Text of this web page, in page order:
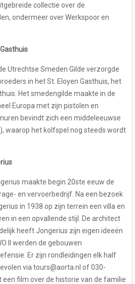
collectie over de
ondermeer over Werkspoor en
Utrechtse Smeden Gilde verzorgde
in het St. Eloyen Gasthuis, het
Het smedengilde maakte in de
Europa met zijn pistolen en
bevindt zich een middeleeuwse
waarop het kolfspel nog steeds wordt
maakte begin 20ste eeuw de
en vervoerbedrijf. Na een bezoek
in 1938 op zijn terrein een villa en
in een opvallende stijl. De architect
heeft Jongerius zijn eigen ideeën
II werden de gebouwen
Er zijn rondleidingen elk half
via tours@aorta.nl of 030-
een film over de historie van de familie